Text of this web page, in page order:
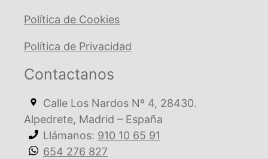
Política de Cookies
Política de Privacidad
Contactanos
Calle Los Nardos Nº 4, 28430.
Alpedrete, Madrid – España
Llámanos: 910 10 65 91
654 276 827